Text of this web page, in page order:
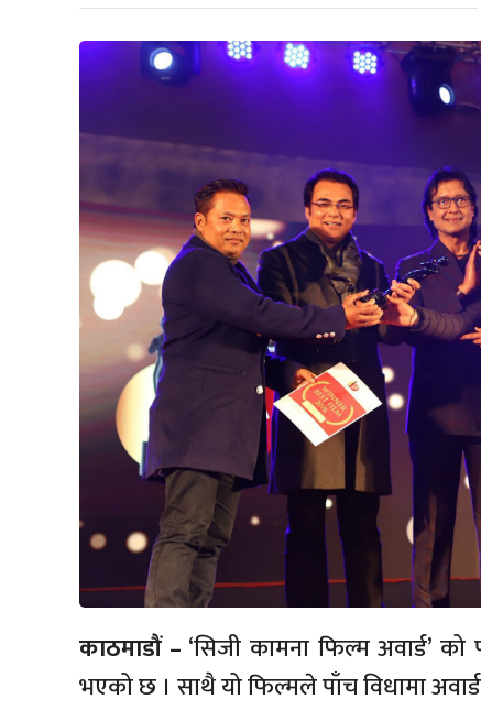
काठमाडौं – ‘सिजी कामना फिल्म अवार्ड’
भएको छ । साथै यो फिल्मले पाँच विधामा